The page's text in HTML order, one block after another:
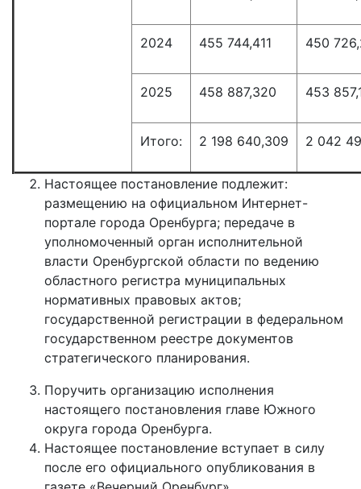
2024 455 744,411 450
2025 458 887,320 453
Итого: 2 198 640,309 2 042
Настоящее постановление подлежит:
размещению на официальном Интернет-
портале города Оренбурга; передаче в
уполномоченный орган исполнительной
власти Оренбургской области по ведению
областного регистра муниципальных
нормативных правовых актов;
государственной регистрации в федеральном
государственном реестре документов
стратегического планирования.
Поручить организацию исполнения
настоящего постановления главе Южного
округа города Оренбурга.
Настоящее постановление вступает в силу
после его официального опубликования в